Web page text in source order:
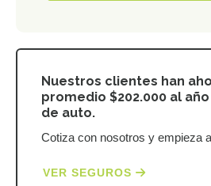
Nuestros clientes han
promedio $202.000 al
de auto.
Cotiza con nosotros y empieza
VER SEGUROS